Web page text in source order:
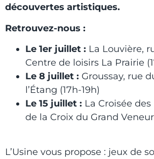
découvertes artistiques.
Retrouvez-nous :
Le 1er juillet : La Louvière,
Centre de loisirs La Prairie
Le 8 juillet : Groussay, rue
l’Étang (17h-19h)
Le 15 juillet : La Croisée
de la Croix du Grand Veneur
L’Usine vous propose : jeux de